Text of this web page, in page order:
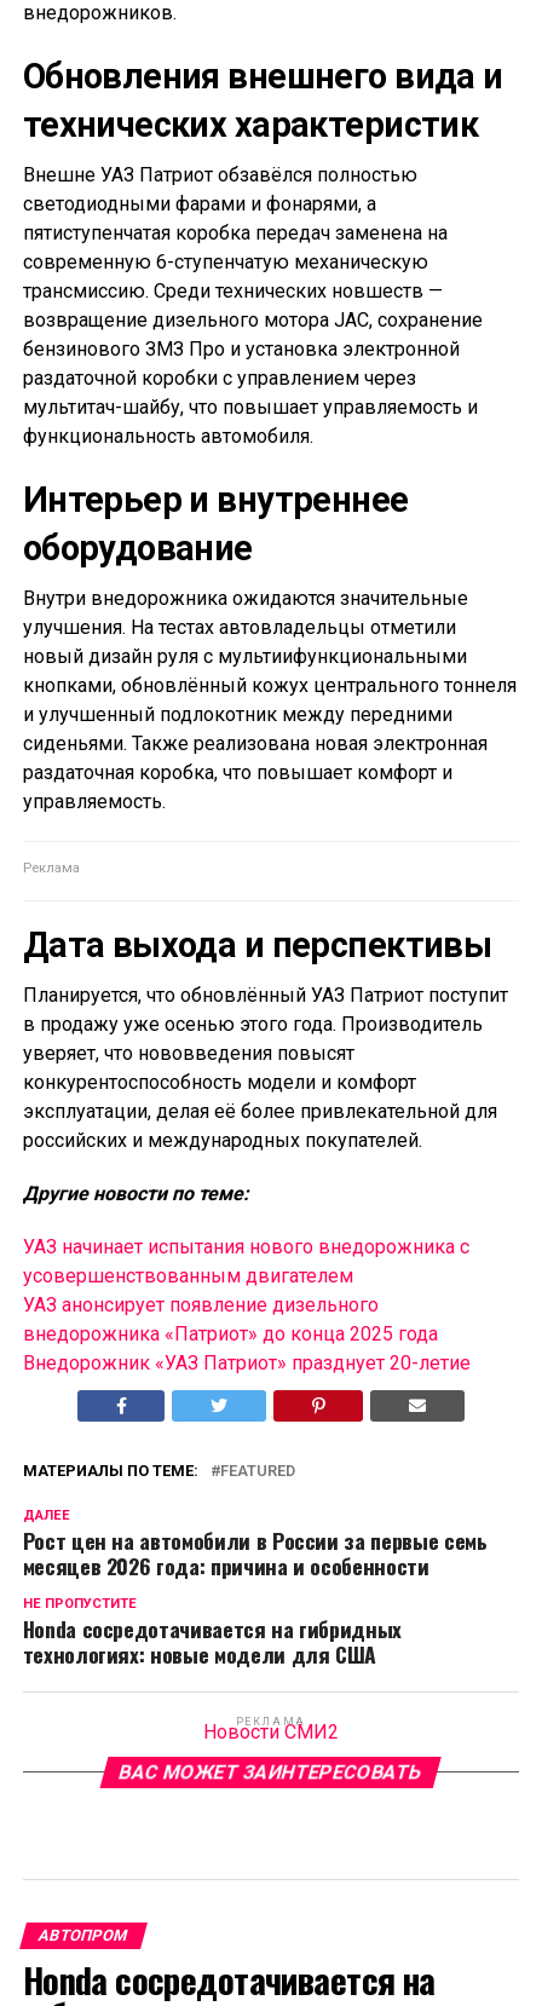
внедорожников.
Обновления внешнего вида и
технических характеристик
Внешне УАЗ Патриот обзавёлся полностью
светодиодными фарами и фонарями, а
пятиступенчатая коробка передач заменена на
современную 6-ступенчатую механическую
трансмиссию. Среди технических новшеств —
возвращение дизельного мотора JAC, сохранение
бензинового ЗМЗ Про и установка электронной
раздаточной коробки с управлением через
мультитач-шайбу, что повышает управляемость и
функциональность автомобиля.
Интерьер и внутреннее
оборудование
Внутри внедорожника ожидаются значительные
улучшения. На тестах автовладельцы отметили
новый дизайн руля с мультиифункциональными
кнопками, обновлённый кожух центрального тоннеля
и улучшенный подлокотник между передними
сиденьями. Также реализована новая электронная
раздаточная коробка, что повышает комфорт и
управляемость.
Дата выхода и перспективы
Планируется, что обновлённый УАЗ Патриот поступит
в продажу уже осенью этого года. Производитель
уверяет, что нововведения повысят
конкурентоспособность модели и комфорт
эксплуатации, делая её более привлекательной для
российских и международных покупателей.
Другие новости по теме:
УАЗ начинает испытания нового внедорожника с
усовершенствованным двигателем
УАЗ анонсирует появление дизельного
внедорожника «Патриот» до конца 2025 года
Внедорожник «УАЗ Патриот» празднует 20-летие
МАТЕРИАЛЫ ПО ТЕМЕ: FEATURED
ДАЛЕЕ
Рост цен на автомобили в России за первые семь
месяцев 2026 года: причина и особенности
НЕ ПРОПУСТИТЕ
Honda сосредотачивается на гибридных
технологиях: новые модели для США
РЕКЛАМА
Новости СМИ2
ВАС МОЖЕТ ЗАИНТЕРЕСОВАТЬ
АВТОПРОМ
Honda сосредотачивается на